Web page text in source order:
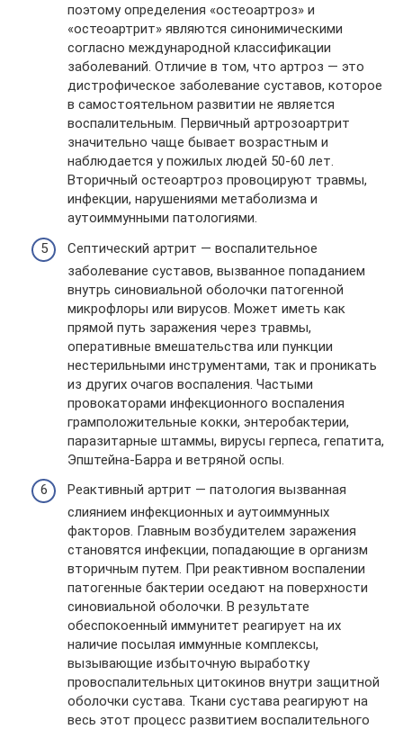
поэтому определения «остеоартроз» и
«остеоартрит» являются синонимическими
согласно международной классификации
заболеваний. Отличие в том, что артроз — это
дистрофическое заболевание суставов, которое
в самостоятельном развитии не является
воспалительным. Первичный артрозоартрит
значительно чаще бывает возрастным и
наблюдается у пожилых людей 50-60 лет.
Вторичный остеоартроз провоцируют травмы,
инфекции, нарушениями метаболизма и
аутоиммунными патологиями.
Септический артрит — воспалительное
заболевание суставов, вызванное попаданием
внутрь синовиальной оболочки патогенной
микрофлоры или вирусов. Может иметь как
прямой путь заражения через травмы,
оперативные вмешательства или пункции
нестерильными инструментами, так и проникать
из других очагов воспаления. Частыми
провокаторами инфекционного воспаления
грамположительные кокки, энтеробактерии,
паразитарные штаммы, вирусы герпеса, гепатита,
Эпштейна-Барра и ветряной оспы.
Реактивный артрит — патология вызванная
слиянием инфекционных и аутоиммунных
факторов. Главным возбудителем заражения
становятся инфекции, попадающие в организм
вторичным путем. При реактивном воспалении
патогенные бактерии оседают на поверхности
синовиальной оболочки. В результате
обеспокоенный иммунитет реагирует на их
наличие посылая иммунные комплексы,
вызывающие избыточную выработку
провоспалительных цитокинов внутри защитной
оболочки сустава. Ткани сустава реагируют на
весь этот процесс развитием воспалительного